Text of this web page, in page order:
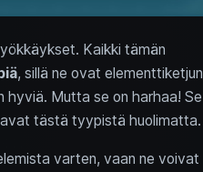
Kaikki tämän
, sillä ne ovat elementtiketjun
hyviä. Mutta se on harhaa! Se
tästä tyypistä huolimatta.
varten, vaan ne voivat